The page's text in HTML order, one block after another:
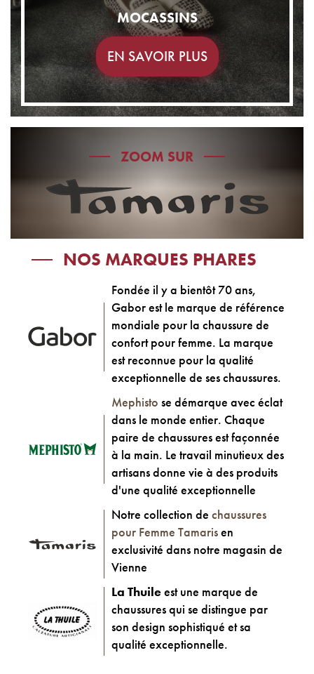
MOCASSINS
EN SAVOIR PLUS
ZOOM SUR
NOS MARQUES PHARES
Fondée il y a bientôt 70 ans,
Gabor est le marque de référence
mondiale pour la chaussure de
confort pour femme. La marque
est reconnue pour la qualité
exceptionnelle de ses chaussures.
Mephisto se démarque avec éclat
dans le monde entier. Chaque
paire de chaussures est façonnée
à la main. Le travail minutieux des
artisans donne vie à des produits
d'une qualité exceptionnelle
Notre collection de chaussures
pour Femme Tamarisen
exclusivité dans notre magasin de
Vienne
La Thuileest une marque de
chaussures qui se distingue par
son design sophistiqué et sa
qualité exceptionnelle.